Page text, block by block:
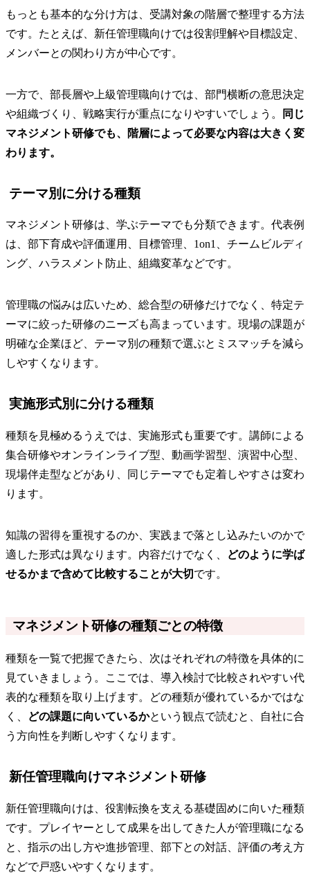
もっとも基本的な分け方は、受講対象の階層で整理する方法
です。たとえば、新任管理職向けでは役割理解や目標設定、
メンバーとの関わり方が中心です。
一方で、部長層や上級管理職向けでは、部門横断の意思決定
や組織づくり、戦略実行が重点になりやすいでしょう。
同じ
マネジメント研修でも、階層によって必要な内容は大きく変
わります。
テーマ別に分ける種類
マネジメント研修は、学ぶテーマでも分類できます。代表例
は、部下育成や評価運用、目標管理、1on1、チームビルディ
ング、ハラスメント防止、組織変革などです。
管理職の悩みは広いため、総合型の研修だけでなく、特定テ
ーマに絞った研修のニーズも高まっています。現場の課題が
明確な企業ほど、テーマ別の種類で選ぶとミスマッチを減ら
しやすくなります。
実施形式別に分ける種類
種類を見極めるうえでは、実施形式も重要です。講師による
集合研修やオンラインライブ型、動画学習型、演習中心型、
現場伴走型などがあり、同じテーマでも定着しやすさは変わ
ります。
知識の習得を重視するのか、実践まで落とし込みたいのかで
適した形式は異なります。内容だけでなく、
どのように学ば
せるかまで含めて比較することが大切です。
マネジメント研修の種類ごとの特徴
種類を一覧で把握できたら、次はそれぞれの特徴を具体的に
見ていきましょう。ここでは、導入検討で比較されやすい代
表的な種類を取り上げます。どの種類が優れているかではな
く、
どの課題に向いているかという観点で読むと、自社に合
う方向性を判断しやすくなります。
新任管理職向けマネジメント研修
新任管理職向けは、役割転換を支える基礎固めに向いた種類
です。プレイヤーとして成果を出してきた人が管理職になる
と、指示の出し方や進捗管理、部下との対話、評価の考え方
などで戸惑いやすくなります。